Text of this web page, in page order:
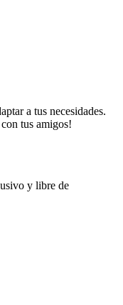
a tus necesidades.
tus amigos!
y libre de